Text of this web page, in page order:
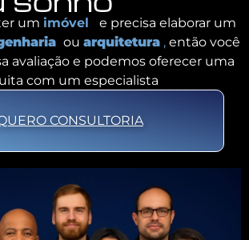
um imóvel e precisa elaborar um
ou arquitetura , então você
avaliação e podemos oferecer uma
com um especialista
CONSULTORIA